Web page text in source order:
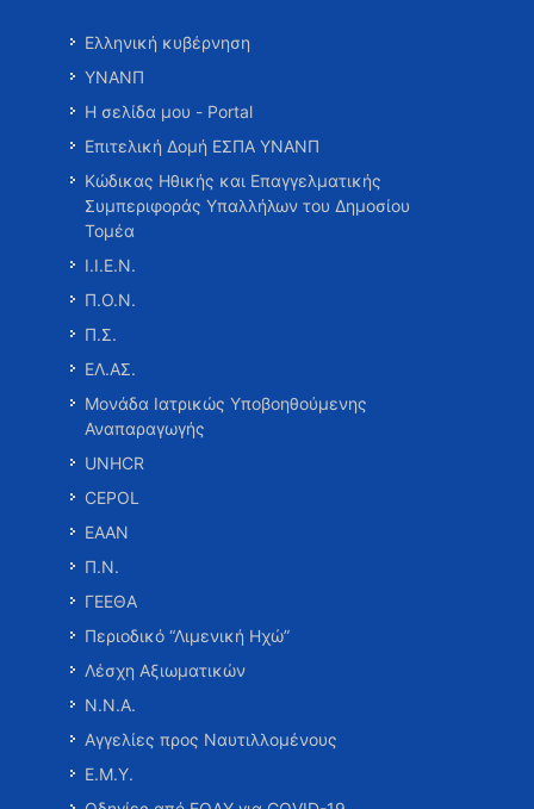
Ελληνική κυβέρνηση
ΥΝΑΝΠ
Η σελίδα μου - Portal
Επιτελική Δομή ΕΣΠΑ ΥΝΑΝΠ
Κώδικας Ηθικής και Επαγγελματικής
Συμπεριφοράς Υπαλλήλων του Δημοσίου
Τομέα
Ι.Ι.Ε.Ν.
Π.Ο.Ν.
Π.Σ.
ΕΛ.ΑΣ.
Μονάδα Ιατρικώς Υποβοηθούμενης
Αναπαραγωγής
UNHCR
CEPOL
ΕΑΑΝ
Π.Ν.
ΓΕΕΘΑ
Περιοδικό “Λιμενική Ηχώ”
Λέσχη Αξιωματικών
Ν.Ν.Α.
Αγγελίες προς Ναυτιλλομένους
Ε.Μ.Υ.